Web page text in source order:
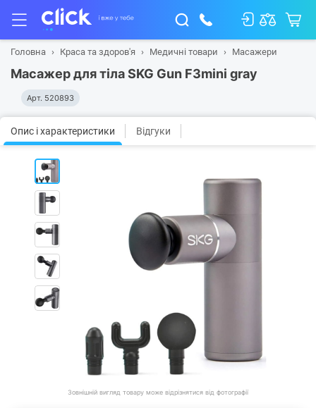
Головна Краса та здоров'я Медичні товари Масажери
Масажер для тіла SKG Gun F3mini gray
Арт. 520893
Опис і характеристики Відгуки
Зовнішній вигляд товару може відрізнятися від фотографії